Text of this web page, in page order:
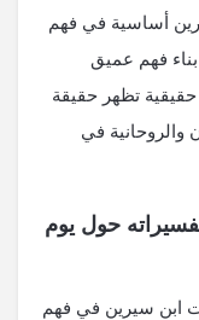
أساسية في فهم
فهم عميق
تظهر حقيقة
والروحانية في
حول يوم
ابن سيرين في فهم